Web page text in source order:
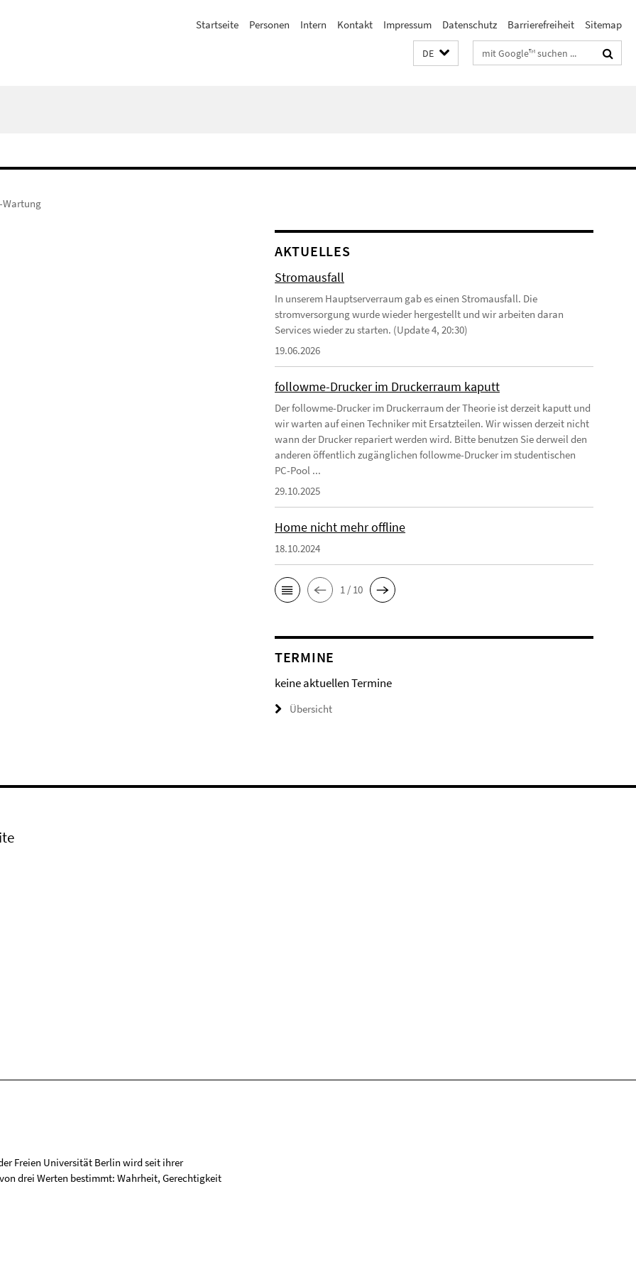
Startseite Personen Intern Kontakt Impressum Datenschutz Barrierefreiheit Sitemap
DE Suchbegriffe
AKTUELLES
Stromausfall
In unserem Hauptserverraum gab es einen Stromausfall. Die
stromversorgung wurde wieder hergestellt und wir arbeiten daran
Services wieder zu starten. (Update 4, 20:30)
19.06.2026
followme-Drucker im Druckerraum kaputt
Der followme-Drucker im Druckerraum der Theorie ist derzeit kaputt und
wir warten auf einen Techniker mit Ersatzteilen. Wir wissen derzeit nicht
wann der Drucker repariert werden wird. Bitte benutzen Sie derweil den
anderen öffentlich zugänglichen followme-Drucker im studentischen
PC-Pool ...
29.10.2025
Home nicht mehr offline
18.10.2024
1 / 10
TERMINE
keine aktuellen Termine
Übersicht
Freien Universität Berlin wird seit ihrer
drei Werten bestimmt: Wahrheit, Gerechtigkeit